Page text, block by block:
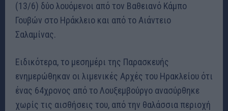
(13/6) δύο λουόμενοι από τον Βαθειανό Κάμπο
Γουβών στο Ηράκλειο και από το Αιάντειο
Σαλαμίνας.
Ειδικότερα, το μεσημέρι της Παρασκευής
ενημερώθηκαν οι λιμενικές Αρχές του Ηρακλείου ότι
ένας 64χρονος από το Λουξεμβούργο ανασύρθηκε
χωρίς τις αισθήσεις του, από την θαλάσσια περιοχή